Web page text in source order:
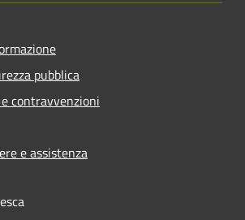
pubblica
contravvenzioni
e assistenza